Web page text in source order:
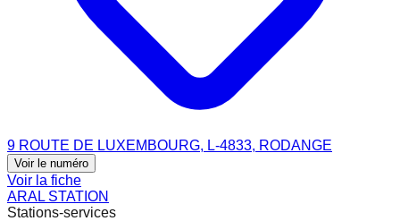
9 ROUTE DE LUXEMBOURG, L-4833, RODANGE
Voir le numéro
Voir la fiche
ARAL STATION
Stations-services